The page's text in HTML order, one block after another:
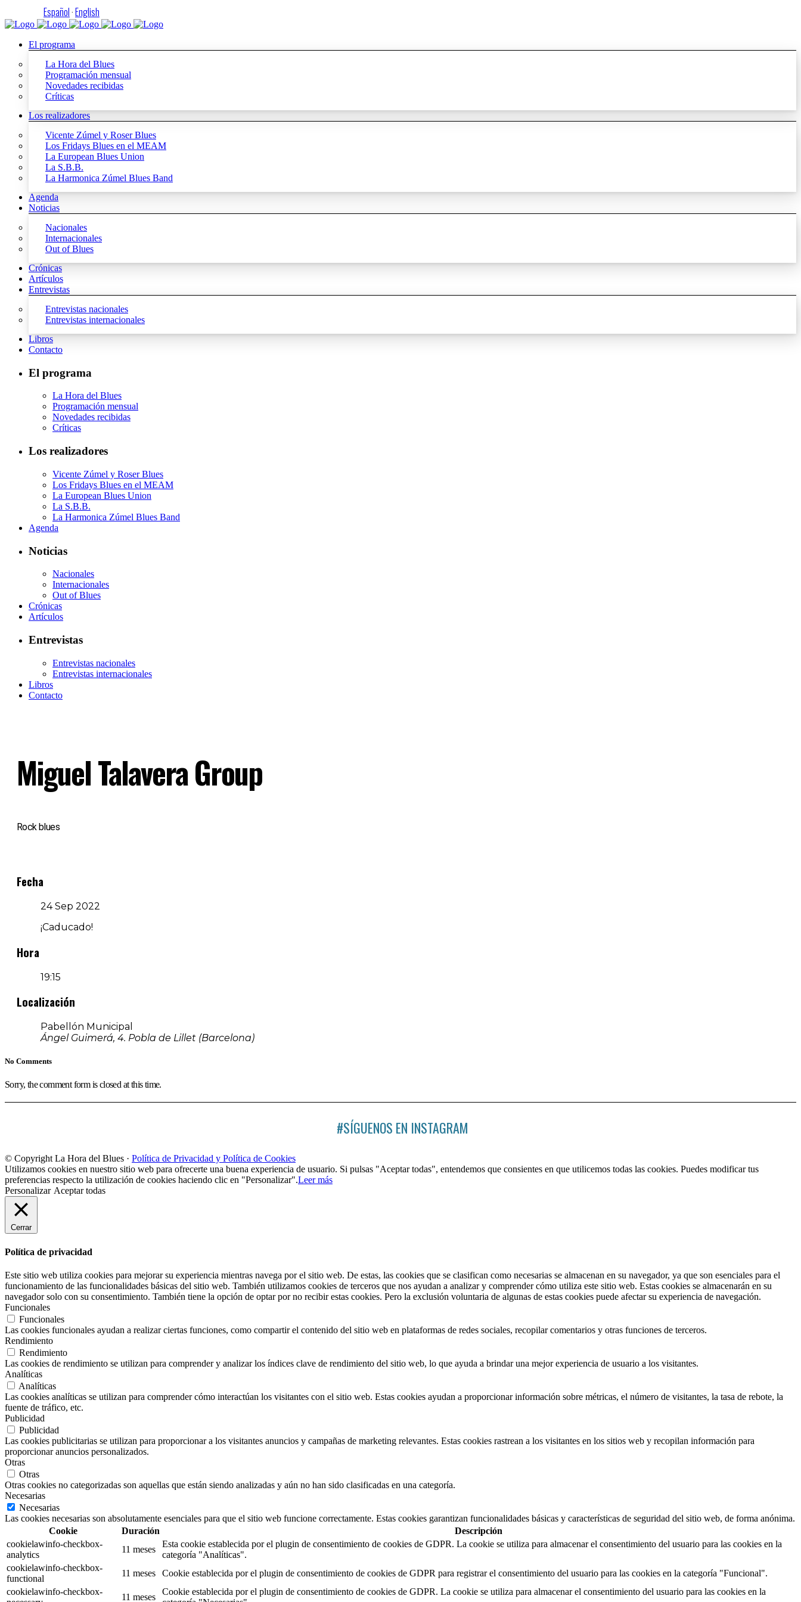
Español·English
El programa
La Hora del Blues
Programación mensual
Novedades recibidas
Críticas
Los realizadores
Vicente Zúmel y Roser Blues
Los Fridays Blues en el MEAM
La European Blues Union
La S.B.B.
La Harmonica Zúmel Blues Band
Agenda
Noticias
Nacionales
Internacionales
Out of Blues
Crónicas
Artículos
Entrevistas
Entrevistas nacionales
Entrevistas internacionales
Libros
Contacto
El programa
La Hora del Blues
Programación mensual
Novedades recibidas
Críticas
Los realizadores
Vicente Zúmel y Roser Blues
Los Fridays Blues en el MEAM
La European Blues Union
La S.B.B.
La Harmonica Zúmel Blues Band
Agenda
Noticias
Nacionales
Internacionales
Out of Blues
Crónicas
Artículos
Entrevistas
Entrevistas nacionales
Entrevistas internacionales
Libros
Contacto
Miguel Talavera Group
Rock blues
Fecha
24 Sep 2022
¡Caducado!
Hora
19:15
Localización
Pabellón Municipal
Ángel Guimerá, 4. Pobla de Lillet (Barcelona)
No Comments
Sorry, the comment form is closed at this time.
#SÍGUENOS EN INSTAGRAM
© Copyright La Hora del Blues · Política de Privacidad y Política de Cookies
Utilizamos cookies en nuestro sitio web para ofrecerte una buena experiencia de usuario. Si pulsas "Aceptar todas", entendemos que consientes en que utilicemos todas las cookies. Puedes modificar tus
preferencias respecto la utilización de cookies haciendo clic en "Personalizar".Leer más
Personalizar Aceptar todas
Cerrar
Política de privacidad
Este sitio web utiliza cookies para mejorar su experiencia mientras navega por el sitio web. De estas, las cookies que se clasifican como necesarias se almacenan en su navegador, ya que son esenciales para el
funcionamiento de las funcionalidades básicas del sitio web. También utilizamos cookies de terceros que nos ayudan a analizar y comprender cómo utiliza este sitio web. Estas cookies se almacenarán en su
navegador solo con su consentimiento. También tiene la opción de optar por no recibir estas cookies. Pero la exclusión voluntaria de algunas de estas cookies puede afectar su experiencia de navegación.
Funcionales
Funcionales
Las cookies funcionales ayudan a realizar ciertas funciones, como compartir el contenido del sitio web en plataformas de redes sociales, recopilar comentarios y otras funciones de terceros.
Rendimiento
Rendimiento
Las cookies de rendimiento se utilizan para comprender y analizar los índices clave de rendimiento del sitio web, lo que ayuda a brindar una mejor experiencia de usuario a los visitantes.
Analíticas
Analíticas
Las cookies analíticas se utilizan para comprender cómo interactúan los visitantes con el sitio web. Estas cookies ayudan a proporcionar información sobre métricas, el número de visitantes, la tasa de rebote, la
fuente de tráfico, etc.
Publicidad
Publicidad
Las cookies publicitarias se utilizan para proporcionar a los visitantes anuncios y campañas de marketing relevantes. Estas cookies rastrean a los visitantes en los sitios web y recopilan información para
proporcionar anuncios personalizados.
Otras
Otras
Otras cookies no categorizadas son aquellas que están siendo analizadas y aún no han sido clasificadas en una categoría.
Necesarias
Necesarias
Las cookies necesarias son absolutamente esenciales para que el sitio web funcione correctamente. Estas cookies garantizan funcionalidades básicas y características de seguridad del sitio web, de forma anónima.
Cookie
Duración
Descripción
cookielawinfo-checkbox-
analytics
11 meses
Esta cookie establecida por el plugin de consentimiento de cookies de GDPR. La cookie se utiliza para almacenar el consentimiento del usuario para las cookies en la
categoría "Analíticas".
cookielawinfo-checkbox-
functional
11 meses
Cookie establecida por el plugin de consentimiento de cookies de GDPR para registrar el consentimiento del usuario para las cookies en la categoría "Funcional".
cookielawinfo-checkbox-
11 meses
Cookie establecida por el plugin de consentimiento de cookies de GDPR. La cookie se utiliza para almacenar el consentimiento del usuario para las cookies en la